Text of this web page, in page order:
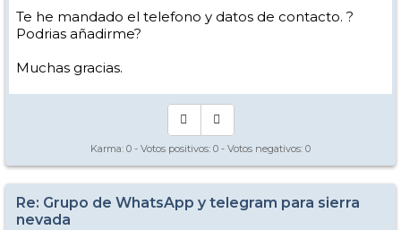
Te he mandado el telefono y datos de contacto. ?
Podrias añadirme?
Muchas gracias.
Karma: 0 - Votos positivos: 0 - Votos negativos: 0
Re: Grupo de WhatsApp y telegram para sierra
nevada